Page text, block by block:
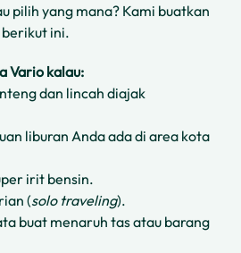
pilih yang mana? Kami buatkan
ini.
Vario kalau:
dan lincah diajak
liburan Anda ada di area kota
irit bensin.
(solo traveling).
buat menaruh tas atau barang